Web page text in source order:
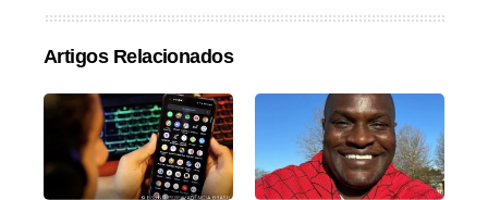
Artigos Relacionados